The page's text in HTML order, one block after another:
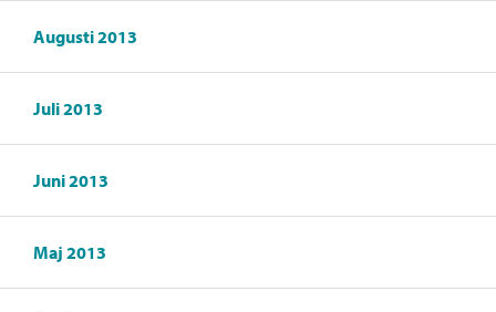
Augusti 2013
Juli 2013
Juni 2013
Maj 2013